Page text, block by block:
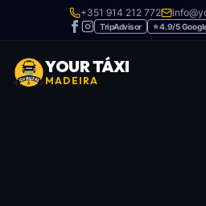
+351 914 212 772
TripAdvisor ⭐ 4.9/5
YOUR TÁXI
MADEIRA